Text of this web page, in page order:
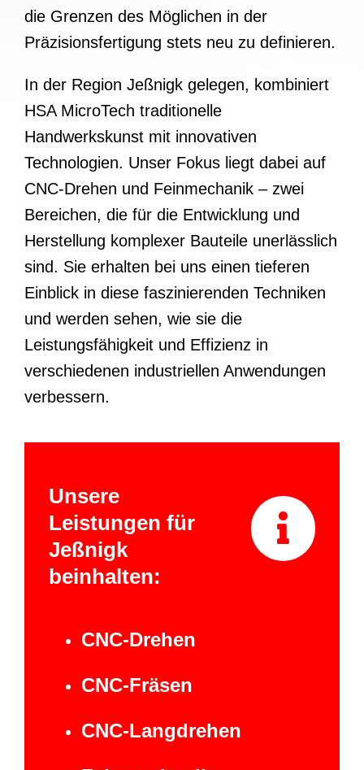
die Grenzen des Möglichen in der
Präzisionsfertigung stets neu zu definieren.
In der Region Jeßnigk gelegen, kombiniert
HSA MicroTech traditionelle
Handwerkskunst mit innovativen
Technologien. Unser Fokus liegt dabei auf
CNC-Drehen und Feinmechanik – zwei
Bereichen, die für die Entwicklung und
Herstellung komplexer Bauteile unerlässlich
sind. Sie erhalten bei uns einen tieferen
Einblick in diese faszinierenden Techniken
und werden sehen, wie sie die
Leistungsfähigkeit und Effizienz in
verschiedenen industriellen Anwendungen
verbessern.
Unsere
Leistungen für
Jeßnigk
beinhalten:
CNC-Drehen
CNC-Fräsen
CNC-Langdrehen